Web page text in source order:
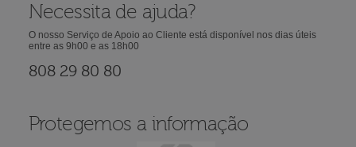
Necessita de ajuda?
O nosso Serviço de Apoio ao Cliente está disponível nos dias úteis
entre as 9h00 e as 18h00
808 29 80 80
Protegemos a informação